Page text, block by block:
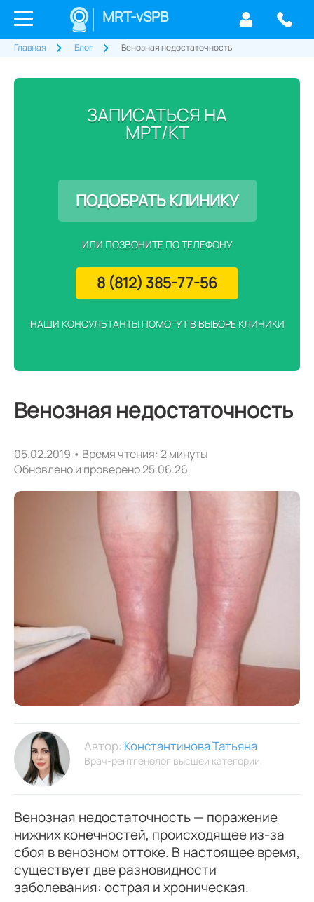
MRT-vSPB
Главная Блог Венозная недостаточность
Венозная недостаточность
05.02.2019 • Время чтения: 2 минуты
Обновлено и проверено 25.06.26
Автор: Константинова Татьяна
Врач-рентгенолог высшей категории
Венозная недостаточность — поражение
нижних конечностей, происходящее из-за
сбоя в венозном оттоке. В настоящее время,
существует две разновидности
заболевания: острая и хроническая.
ЗАПИСАТЬСЯ НА
МРТ/КТ
ПОДОБРАТЬ КЛИНИКУ
ИЛИ ПОЗВОНИТЕ ПО ТЕЛЕФОНУ
8 (812) 385-77-56
НАШИ КОНСУЛЬТАНТЫ ПОМОГУТ В ВЫБОРЕ КЛИНИКИ